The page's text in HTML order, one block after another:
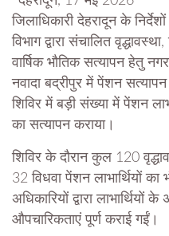
जिलाधिकारी देहरादून के
विभाग द्वारा संचालित
वार्षिक भौतिक सत्यापन हेतु
नवादा बद्रीपुर में पेंशन
शिविर में बड़ी संख्या में पेंशन
का सत्यापन कराया।
शिविर के दौरान कुल 120
32 विधवा पेंशन लाभार्थियों का
अधिकारियों द्वारा
औपचारिकताएं पूर्ण कराई गईं।